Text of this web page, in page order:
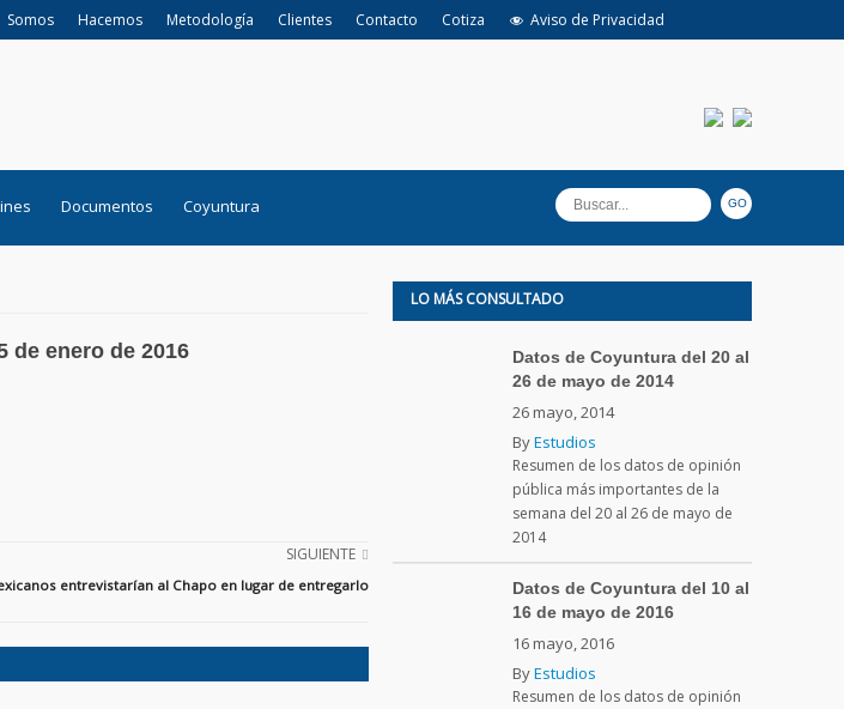
Somos Hacemos Metodología Clientes Contacto Cotiza Aviso de Privacidad
Documentos Coyuntura
de enero de 2016
SIGUIENTE
entrevistarían al Chapo en lugar de entregarlo
LO MÁS CONSULTADO
Datos de Coyuntura del 20 al
26 de mayo de 2014
26 mayo, 2014
ByEstudios
Resumen de los datos de opinión
pública más importantes de la
semana del 20 al 26 de mayo de
2014
Datos de Coyuntura del 10 al
16 de mayo de 2016
16 mayo, 2016
ByEstudios
Resumen de los datos de opinión